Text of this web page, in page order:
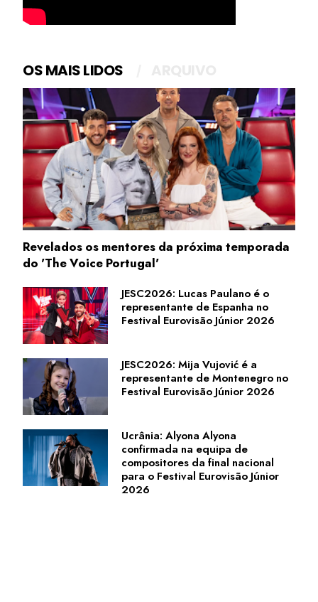
OS MAIS LIDOS
Revelados os mentores da próxima temporada
do 'The Voice Portugal'
JESC2026: Lucas Paulano é o
representante de Espanha no
Festival Eurovisão Júnior 2026
JESC2026: Mija Vujović é a
representante de Montenegro no
Festival Eurovisão Júnior 2026
Ucrânia: Alyona Alyona
confirmada na equipa de
compositores da final nacional
para o Festival Eurovisão Júnior
2026